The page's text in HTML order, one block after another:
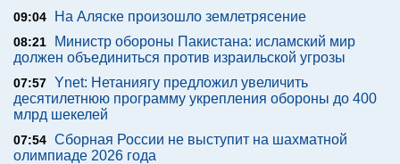
09:04 На Аляске произошло землетрясение
08:21
Министр обороны Пакистана: исламский мир
должен объединиться против израильской угрозы
07:57 Ynet: Нетаниягу предложил увеличить
десятилетнюю программу укрепления обороны до 400
млрд шекелей
07:54 Сборная России не выступит на шахматной
олимпиаде 2026 года